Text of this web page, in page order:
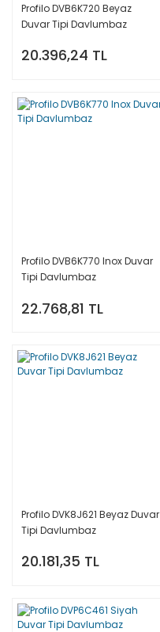
Profilo DVB6K720 Beyaz
Duvar Tipi Davlumbaz
20.396,24 TL
Profilo DVB6K770 Inox Duvar
Tipi Davlumbaz
22.768,81 TL
Profilo DVK8J621 Beyaz Duvar
Tipi Davlumbaz
20.181,35 TL